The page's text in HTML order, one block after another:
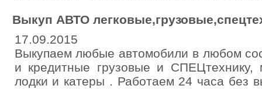
Выкуп АВТО
17.09.2015
Выкупаем любые автомобили в любом
и кредитные грузовые и СПЕЦтехнику,
лодки и катеры . Работаем 24 часа без